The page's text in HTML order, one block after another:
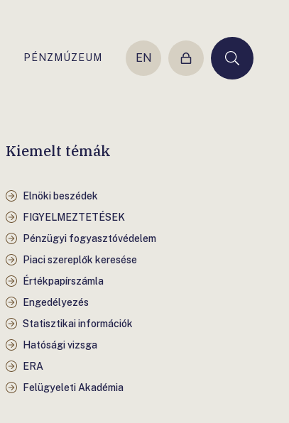
PÉNZMÚZEUM EN
Belépés Keresés
Kiemelt témák
Elnöki beszédek
FIGYELMEZTETÉSEK
Pénzügyi fogyasztóvédelem
Piaci szereplők keresése
Értékpapírszámla
Engedélyezés
Statisztikai információk
Hatósági vizsga
ERA
Felügyeleti Akadémia